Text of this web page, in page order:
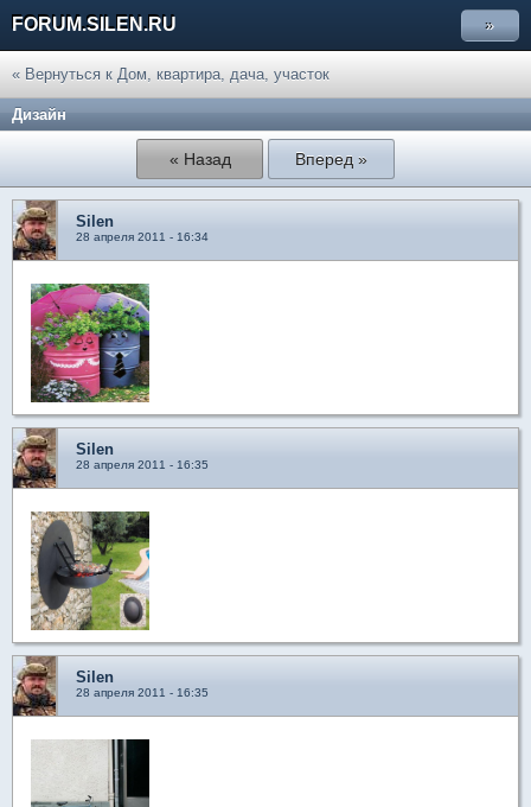
FORUM.SILEN.RU »
« Вернуться к Дом, квартира, дача, участок
Дизайн
« Назад Вперед »
Silen
28 апреля 2011 - 16:34
Silen
28 апреля 2011 - 16:35
Silen
28 апреля 2011 - 16:35